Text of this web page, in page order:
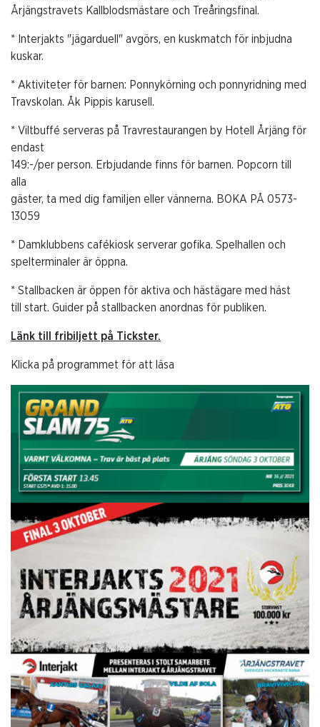
Årjängstravets Kallblodsmästare och Treåringsfinal.
* Interjakts "jägarduell" avgörs, en kuskmatch för inbjudna
kuskar.
* Aktiviteter för barnen: Ponnykörning och ponnyridning med
Travskolan. Åk Pippis karusell.
* Viltbuffé serveras på Travrestaurangen by Hotell Årjäng för
endast
149:-/per person. Erbjudande finns för barnen. Popcorn till
alla
gäster, ta med dig familjen eller vännerna. BOKA PÅ 0573-
13059
* Damklubbens cafékiosk serverar gofika. Spelhallen och
spelterminaler är öppna.
* Stallbacken är öppen för aktiva och hästägare med häst
till start. Guider på stallbacken anordnas för publiken.
Länk till fribiljett på Tickster.
Klicka på programmet för att läsa